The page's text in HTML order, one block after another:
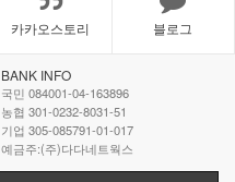
카카오스토리 블로그
BANK INFO
국민 084001-04-163896
농협 301-0232-8031-51
기업 305-085791-01-017
예금주:(주)다다네트웍스